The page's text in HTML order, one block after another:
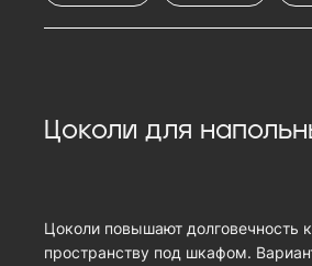
Цоколи для
Цоколи повышают долговечность
пространству под шкафом.